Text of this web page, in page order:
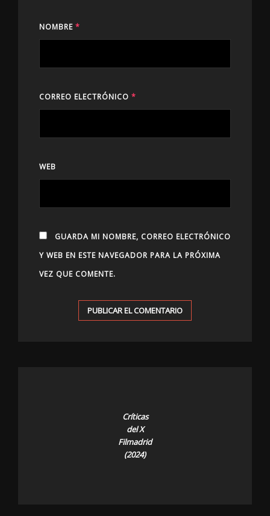
NOMBRE *
CORREO ELECTRÓNICO *
WEB
GUARDA MI NOMBRE, CORREO ELECTRÓNICO
Y WEB EN ESTE NAVEGADOR PARA LA PRÓXIMA
VEZ QUE COMENTE.
Críticas
del X
Filmadrid
(2024)